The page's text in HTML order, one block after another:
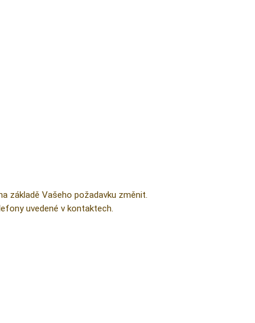
základě Vašeho požadavku změnit.
uvedené v kontaktech.